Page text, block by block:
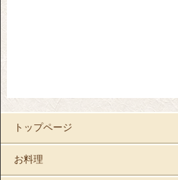
トップページ
お料理